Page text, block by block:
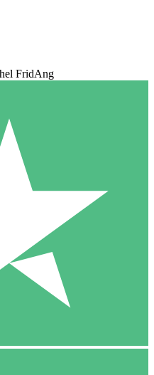
FridAng